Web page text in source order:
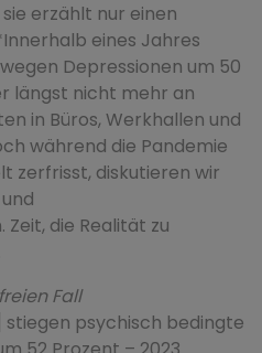
erzählt nur einen
eines Jahres
Depressionen um 50
längst nicht mehr an
in Büros, Werkhallen und
während die Pandemie
zerfrisst, diskutieren wir
die Realität zu
Fall
stiegen psychisch bedingte